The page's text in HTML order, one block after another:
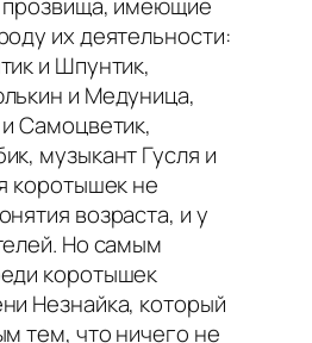
их деятельности:
и Шпунтик,
и Медуница,
Самоцветик,
музыкант Гусля и
коротышек не
возраста, и у
Но самым
коротышек
Незнайка, который
тем, что ничего не